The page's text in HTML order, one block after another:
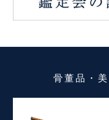
骨董品・